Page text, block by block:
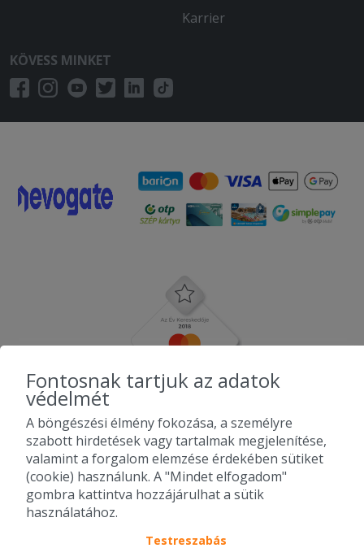
Karrier
KÖVESS MINKET
Fontosnak tartjuk az adatok
védelmét
A böngészési élmény fokozása, a személyre
szabott hirdetések vagy tartalmak megjelenítése,
valamint a forgalom elemzése érdekében sütiket
(cookie) használunk. A "Mindet elfogadom"
gombra kattintva hozzájárulhat a sütik
használatához.
Testreszabás